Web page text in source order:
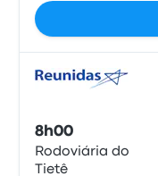
8h00
Rodoviária do
Tietê